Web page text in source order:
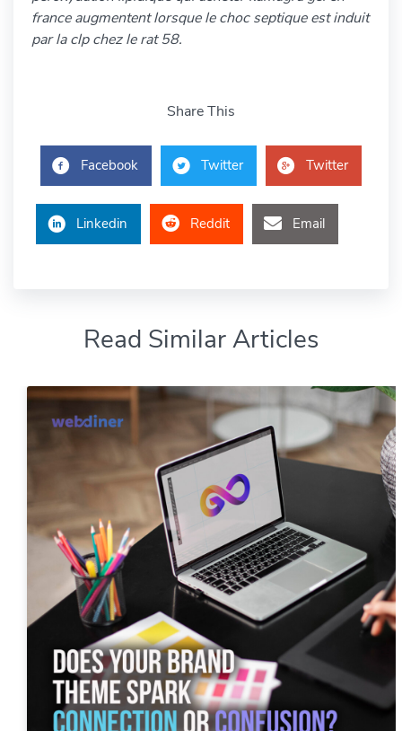
france augmentent lorsque le choc septique est induit
par la clp chez le rat 58.
Share This
Facebook Twitter Twitter
Linkedin Reddit Email
Read Similar Articles